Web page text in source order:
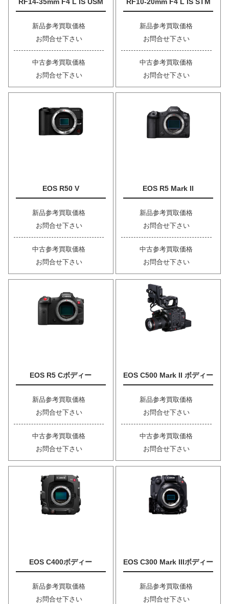
RF14-35mm F4 L IS USM
新品参考買取価格
お問合せ下さい
中古参考買取価格
お問合せ下さい
RF10-20mm F4 L IS STM
新品参考買取価格
お問合せ下さい
中古参考買取価格
お問合せ下さい
EOS R50 V
新品参考買取価格
お問合せ下さい
中古参考買取価格
お問合せ下さい
EOS R5 Mark II
新品参考買取価格
お問合せ下さい
中古参考買取価格
お問合せ下さい
EOS R5 Cボディー
新品参考買取価格
お問合せ下さい
中古参考買取価格
お問合せ下さい
EOS C500 Mark II ボディー
新品参考買取価格
お問合せ下さい
中古参考買取価格
お問合せ下さい
EOS C400ボディー
新品参考買取価格
お問合せ下さい
EOS C300 Mark IIIボディー
新品参考買取価格
お問合せ下さい